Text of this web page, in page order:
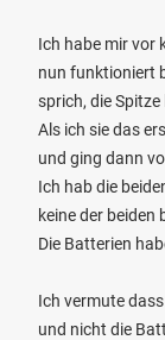
Ich habe mir vor
nun funktioniert
sprich, die
Als ich sie das
und ging dann
Ich hab die
keine der beiden
Die Batterien
Ich vermute
und nicht die